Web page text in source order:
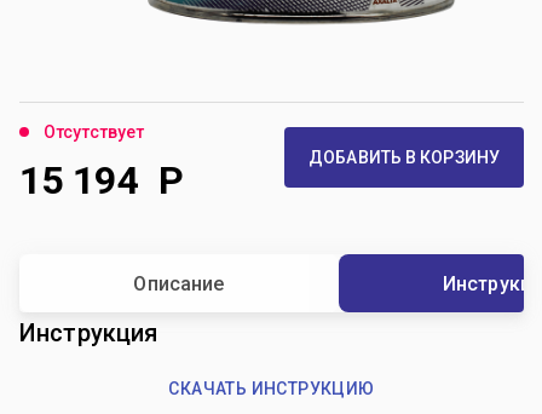
Отсутствует
15 194 Р ДОБАВИТЬ В КОРЗИНУ
Описание
Инструкция
СКАЧАТЬ ИНСТРУКЦИЮ